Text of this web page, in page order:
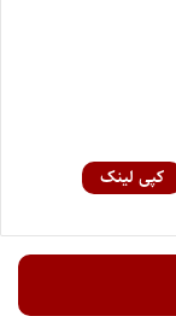
کپی لینک